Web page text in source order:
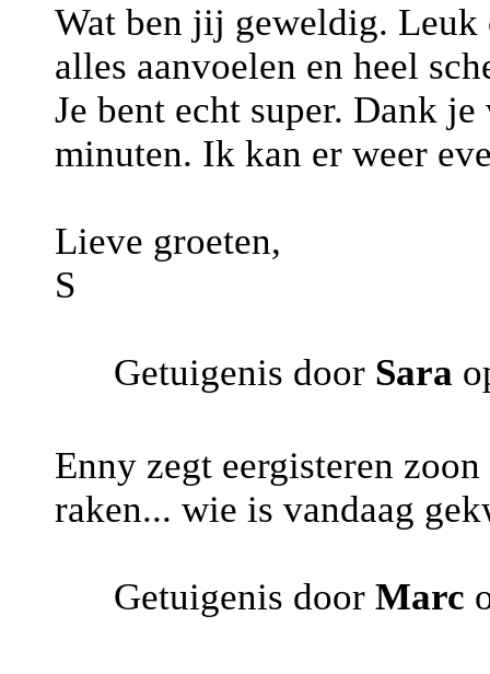
Wat ben jij geweldig. Leuk
alles aanvoelen en heel
Je bent echt super. Dank
minuten. Ik kan er weer
Lieve groeten,
S
Getuigenis door Sara
Enny zegt eergisteren
raken... wie is vandaag
Getuigenis door Marc